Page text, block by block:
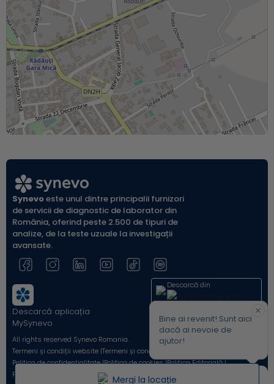
Mergi la locație
Synevoeste unul dintre principalii furnizori
de servicii de diagnostic de laborator din
România, oferind peste 2.500 de tipuri de
analize, de la teste uzuale la investigații
avansate.
Descarcă aplicația
MySynevo
Descarcă din
All rights reserved Synevo Romania.
Termeni și condiții website |Termeni și condiții Shop Online |
Politica de confidențialitate |Politica de cookies |Politica Editorială |
Protecția Consumatorilor - A.N.P.C. |
Avertizori de integritate
Bine ai revenit! Sunt aici
dacă ai nevoie de
ajutor!